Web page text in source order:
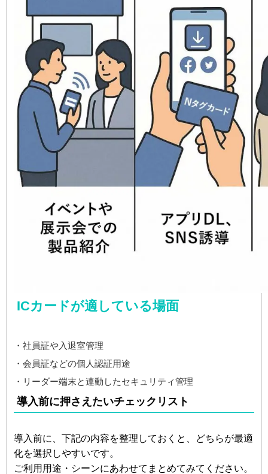
ICカードが適している場面
・社員証や入退室管理
・会員証などの個人認証用途
・リーダー端末と連動したセキュリティ管理
導入前に押さえたいチェックリスト
導入前に、下記の内容を整理しておくと、どちらが最適
化を選択しやすいです。
ご利用用途・シーンにあわせてまとめてみてください。